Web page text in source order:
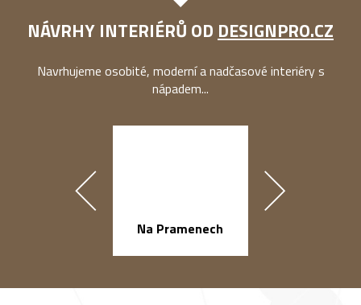
NÁVRHY INTERIÉRŮ OD DESIGNPRO.CZ
Navrhujeme osobité, moderní a nadčasové interiéry s
nápadem...
Na Pramenech